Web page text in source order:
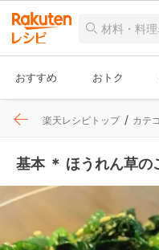
おすすめ おトク
楽天レシピトップ カテ
基本 ＊ ほうれん草